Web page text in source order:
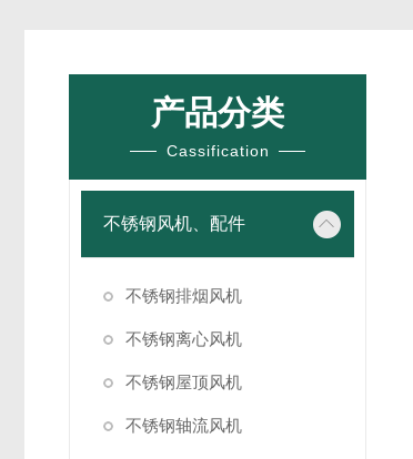
产品分类
Cassification
不锈钢风机、配件
不锈钢排烟风机
不锈钢离心风机
不锈钢屋顶风机
不锈钢轴流风机